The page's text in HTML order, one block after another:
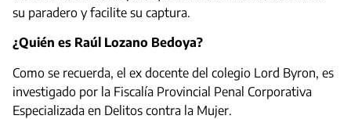
su paradero y facilite su captura.
¿Quién es Raúl Lozano Bedoya?
Como se recuerda, el ex docente del colegio Lord Byron, es
investigado por la Fiscalía Provincial Penal Corporativa
Especializada en Delitos contra la Mujer.